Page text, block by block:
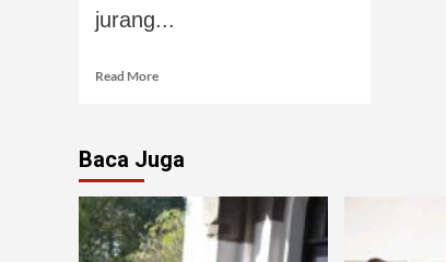
jurang...
Read More
Baca Juga